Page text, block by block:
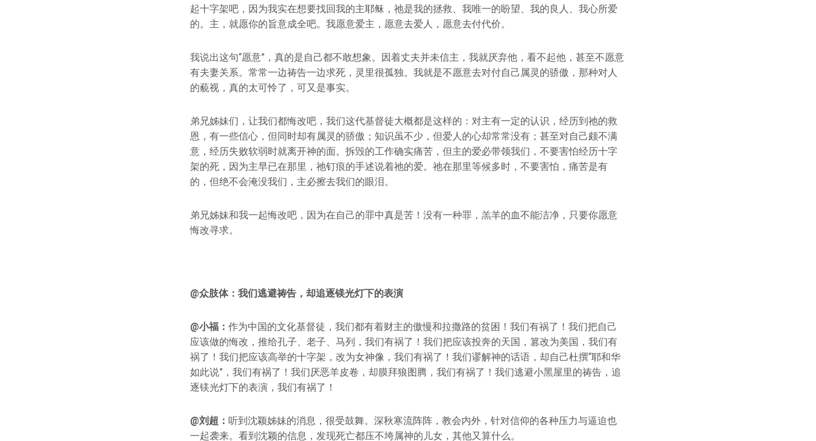
起十字架吧，因为我实在想要找回我的主耶稣，祂是我的拯救、我唯一的盼望、我的良人、我心所爱
的。主，就愿你的旨意成全吧。我愿意爱主，愿意去爱人，愿意去付代价。
我说出这句“愿意”，真的是自己都不敢想象。因着丈夫并未信主，我就厌弃他，看不起他，甚至不愿意
有夫妻关系。常常一边祷告一边求死，灵里很孤独。我就是不愿意去对付自己属灵的骄傲，那种对人
的藐视，真的太可怜了，可又是事实。
弟兄姊妹们，让我们都悔改吧，我们这代基督徒大概都是这样的：对主有一定的认识，经历到祂的救
恩，有一些信心，但同时却有属灵的骄傲；知识虽不少，但爱人的心却常常没有；甚至对自己颇不满
意，经历失败软弱时就离开神的面。拆毁的工作确实痛苦，但主的爱必带领我们，不要害怕经历十字
架的死，因为主早已在那里，祂钉痕的手述说着祂的爱。祂在那里等候多时，不要害怕，痛苦是有
的，但绝不会淹没我们，主必擦去我们的眼泪。
弟兄姊妹和我一起悔改吧，因为在自己的罪中真是苦！没有一种罪，羔羊的血不能洁净，只要你愿意
悔改寻求。
@众肢体：我们逃避祷告，却追逐镁光灯下的表演
@小福： 作为中国的文化基督徒，我们都有着财主的傲慢和拉撒路的贫困！我们有祸了！我们把自己
应该做的悔改，推给孔子、老子、马列，我们有祸了！我们把应该投奔的天国，篡改为美国，我们有
祸了！我们把应该高举的十字架，改为女神像，我们有祸了！我们谬解神的话语，却自己杜撰“耶和华
如此说”，我们有祸了！我们厌恶羊皮卷，却膜拜狼图腾，我们有祸了！我们逃避小黑屋里的祷告，追
逐镁光灯下的表演，我们有祸了！
@刘超： 听到沈颖姊妹的消息，很受鼓舞。深秋寒流阵阵，教会内外，针对信仰的各种压力与逼迫也
一起袭来。看到沈颖的信息，发现死亡都压不垮属神的儿女，其他又算什么。